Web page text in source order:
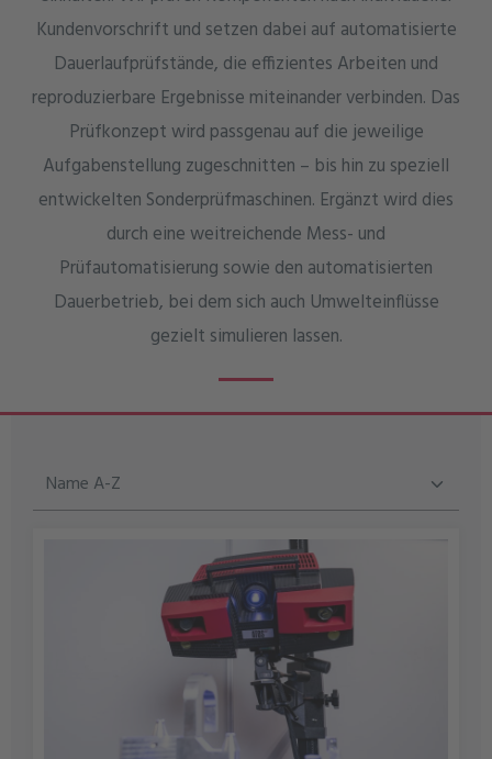
Kundenvorschrift und setzen dabei auf automatisierte
Dauerlaufprüfstände, die effizientes Arbeiten und
reproduzierbare Ergebnisse miteinander verbinden. Das
Prüfkonzept wird passgenau auf die jeweilige
Aufgabenstellung zugeschnitten – bis hin zu speziell
entwickelten Sonderprüfmaschinen. Ergänzt wird dies
durch eine weitreichende Mess- und
Prüfautomatisierung sowie den automatisierten
Dauerbetrieb, bei dem sich auch Umwelteinflüsse
gezielt simulieren lassen.